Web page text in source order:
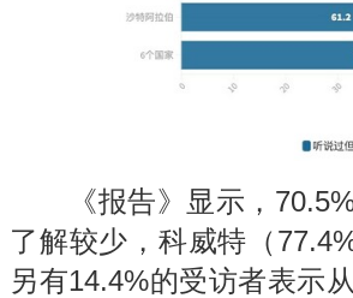
《报告》显示，70.5%
了解较少，科威特（
另有14.4%的受访者表示